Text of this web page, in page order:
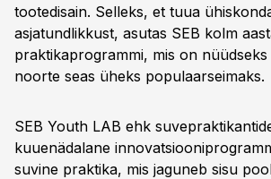
tootedisain. Selleks, et tuua
asjatundlikkust, asutas SEB kolm
praktikaprogrammi, mis on
noorte seas üheks populaarseimaks.
SEB Youth LAB ehk
kuuenädalane
suvine praktika, mis jaguneb sisu